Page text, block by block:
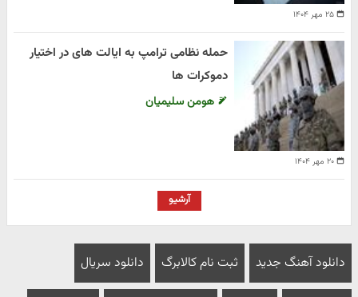
۲۵ مهر ۱۴۰۴
۲۰ مهر ۱۴۰۴
حمله نظامی ترامپ به ایالت های در اختیار
دموکرات ها
هومن سلیمیان
آرشیو
دانلود آهنگ جدید ثبت نام کالابرگ دانلود سریال